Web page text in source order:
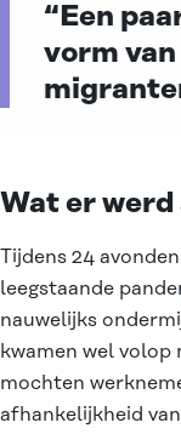
“Een
vorm
Wat er
Tijdens 24
leegstaande
nauwelijks
kwamen wel
mochten
afhankelijkheid